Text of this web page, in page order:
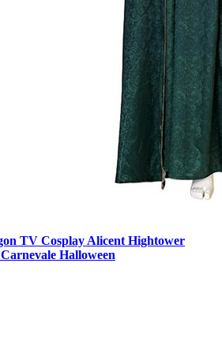
TV Cosplay Alicent Hightower
Halloween